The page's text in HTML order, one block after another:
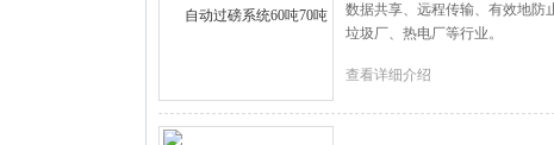
数据共享、远程传输、有效地防
垃圾厂、热电厂等行业。
查看详细介绍